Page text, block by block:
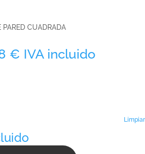
PARED CUADRADA
€ Rango
IVA incluido
Limpiar